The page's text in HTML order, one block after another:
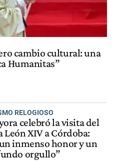
cambio cultural: una
Humanitas”
RELOGIOSO
celebró la visita del
León XIV a Córdoba:
inmenso honor y un
orgullo”